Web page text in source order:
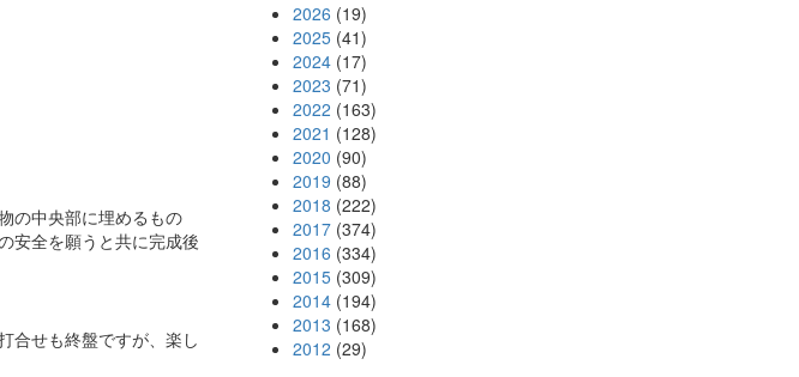
の中央部に埋めるもの
安全を願うと共に完成後
合せも終盤ですが、楽し
2026 (19)
2025 (41)
2024 (17)
2023 (71)
2022 (163)
2021 (128)
2020 (90)
2019 (88)
2018 (222)
2017 (374)
2016 (334)
2015 (309)
2014 (194)
2013 (168)
2012 (29)